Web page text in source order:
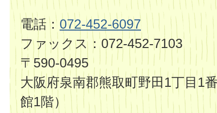
電話： 072-452-6097
ファックス：072-452-7103
〒590-0495
大阪府泉南郡熊取町野田1丁目1
館1階）